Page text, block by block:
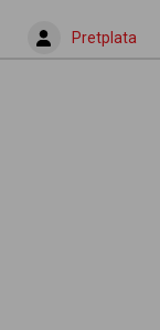
Pretplata